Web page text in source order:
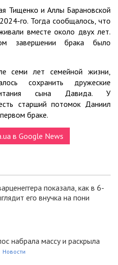
Тищенко и Аллы Барановской
го. Тогда сообщалось, что
вместе около двух лет.
завершении брака было
семи лет семейной жизни,
сохранить дружеские
сына Давида. У
старший потомок Даниил
браке.
в Google News
показала, как в 6-
его внучка на пони
набрала массу и раскрыла
Новости